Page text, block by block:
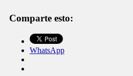
Comparte esto:
WhatsApp